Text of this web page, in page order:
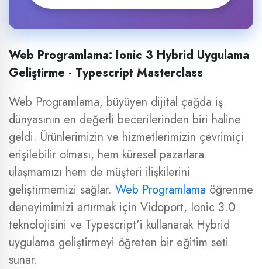
Web Programlama: Ionic 3 Hybrid Uygulama
Geliştirme - Typescript Masterclass
Web Programlama, büyüyen dijital çağda iş
dünyasının en değerli becerilerinden biri haline
geldi. Ürünlerimizin ve hizmetlerimizin çevrimiçi
erişilebilir olması, hem küresel pazarlara
ulaşmamızı hem de müşteri ilişkilerini
geliştirmemizi sağlar. Web Programlama öğrenme
deneyimimizi artırmak için Vidoport, Ionic 3.0
teknolojisini ve Typescript'i kullanarak Hybrid
uygulama geliştirmeyi öğreten bir eğitim seti
sunar.